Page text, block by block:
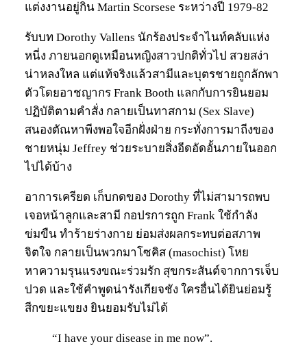
แต่งงานอยู่กิน Martin Scorsese ระหว่างปี 1979-82
รับบท Dorothy Vallens นักร้องประจำไนท์คลับแห่ง
หนี่ง ภายนอกดูเหมือนหญิงสาวปกติทั่วไป สวยสง่า
น่าหลงใหล แต่แท้จริงแล้วสามีและบุตรชายถูกลักพา
ตัวโดยอาชญากร Frank Booth แลกกับการยินยอม
ปฏิบัติตามคำสั่ง กลายเป็นทาสกาม (Sex Slave)
สนองตัณหาพีงพอใจอีกฝั่งฝ่าย กระทั่งการมาถีงของ
ชายหนุ่ม Jeffrey ช่วยระบายสิ่งอีดอัดอั้นภายในออก
ไปได้บ้าง
อาการเครียด เก็บกดของ Dorothy ที่ไม่สามารถพบ
เจอหน้าลูกและสามี กอปรการถูก Frank ใช้กำลัง
ข่มขืน ทำร้ายร่างกาย ย่อมส่งผลกระทบต่อสภาพ
จิตใจ กลายเป็นพวกมาโซคิส (masochist) โหย
หาความรุนแรงขณะร่วมรัก สุขกระสันต์จากการเจ็บ
ปวด และใช้คำพูดน่ารังเกียจชัง ใครอื่นได้ยินย่อมรู้
สีกขยะแขยง ยินยอมรับไม่ได้
“I have your disease in me now”.